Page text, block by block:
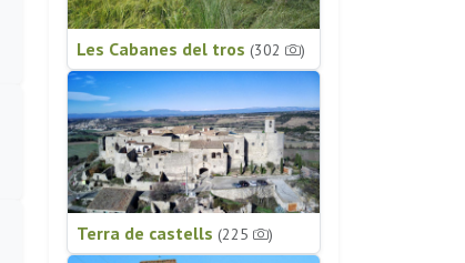
Les Cabanes del tros (302 )
Terra de castells (225 )